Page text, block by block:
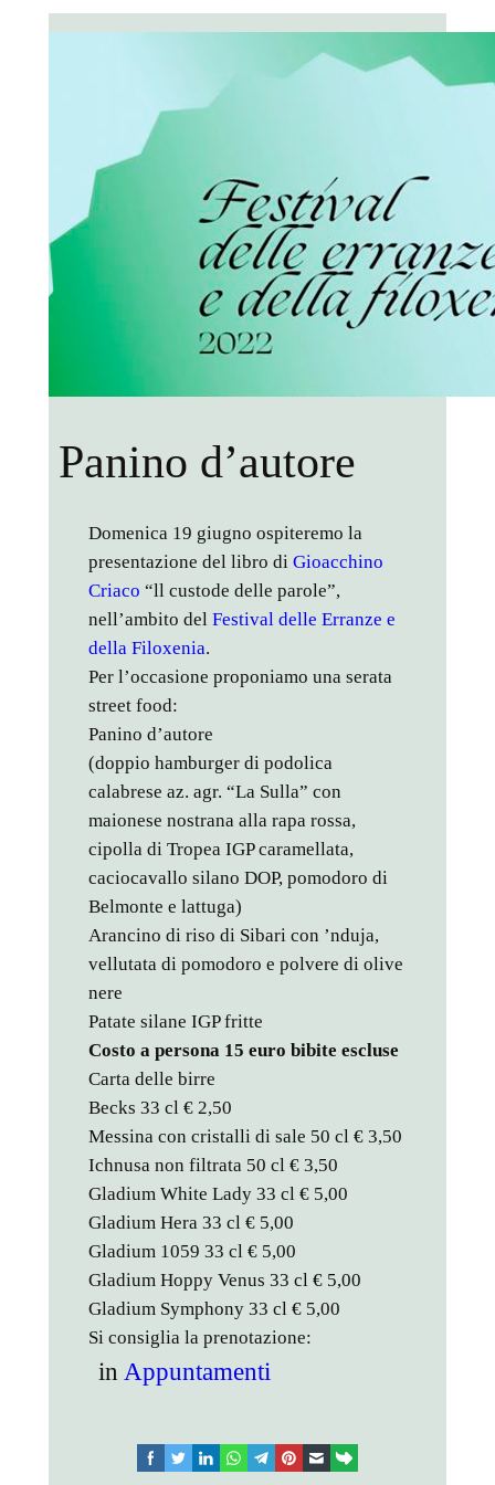
Panino d’autore
Domenica 19 giugno ospiteremo la
presentazione del libro di Gioacchino
Criaco “ll custode delle parole”,
nell’ambito del Festival delle Erranze e
della Filoxenia.
Per l’occasione proponiamo una serata
street food:
Panino d’autore
(doppio hamburger di podolica
calabrese az. agr. “La Sulla” con
maionese nostrana alla rapa rossa,
cipolla di Tropea IGP caramellata,
caciocavallo silano DOP, pomodoro di
Belmonte e lattuga)
Arancino di riso di Sibari con ’nduja,
vellutata di pomodoro e polvere di olive
nere
Patate silane IGP fritte
Costo a persona 15 euro bibite escluse
Carta delle birre
Becks 33 cl € 2,50
Messina con cristalli di sale 50 cl € 3,50
Ichnusa non filtrata 50 cl € 3,50
Gladium White Lady 33 cl € 5,00
Gladium Hera 33 cl € 5,00
Gladium 1059 33 cl € 5,00
Gladium Hoppy Venus 33 cl € 5,00
Gladium Symphony 33 cl € 5,00
Si consiglia la prenotazione:
in Appuntamenti
facebooktwitterlinkedinwhatsapptelegram
pinterest email link